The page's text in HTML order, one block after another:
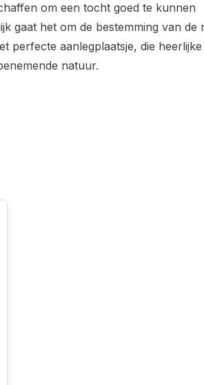
om een tocht goed te kunnen
gaat het om de bestemming van de
perfecte aanlegplaatsje, die
natuur.